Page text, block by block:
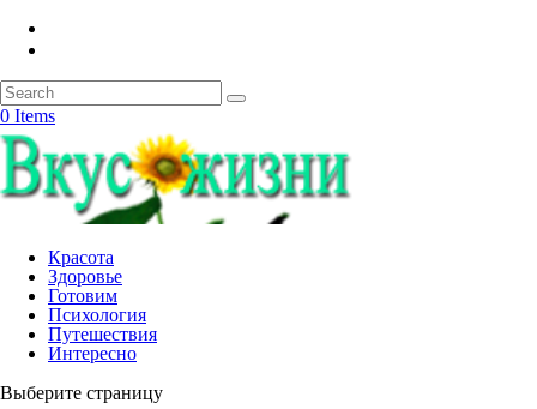
0 Items
Красота
Здоровье
Готовим
Психология
Путешествия
Интересно
Выберите страницу